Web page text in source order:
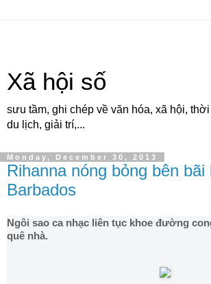
Xã hội số
sưu tầm, ghi chép về văn hóa, xã hội,
du lịch, giải trí,...
Monday, December 30, 2013
Rihanna nóng bỏng bên bãi
Barbados
Ngôi sao ca nhạc liên tục khoe đường
quê nhà.